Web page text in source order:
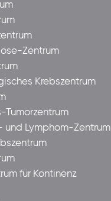
Zentrum
Krebszentrum
Tumorzentrum
und Lymphom-Zentrum
für Kontinenz